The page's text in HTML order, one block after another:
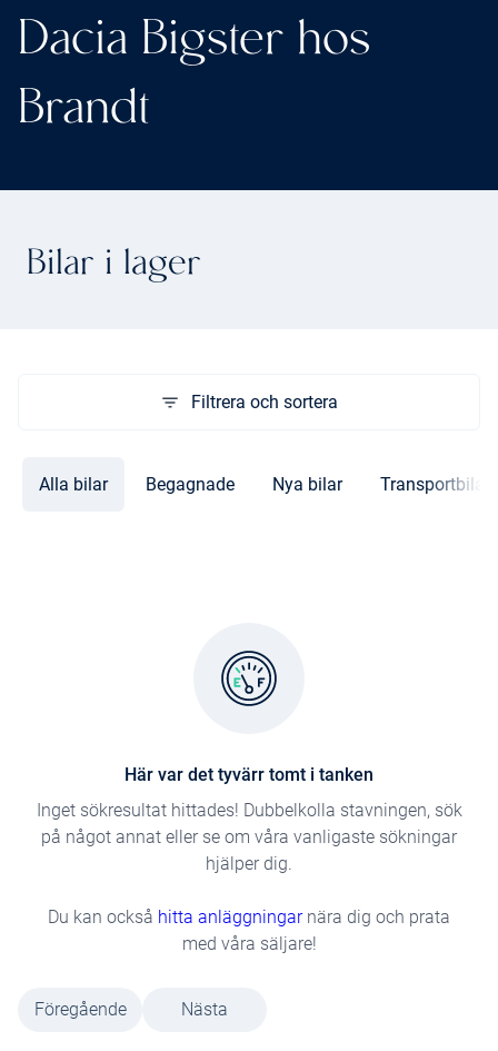
Dacia Bigster hos
Brandt
Bilar i lager
Filtrera och sortera
Alla bilar Begagnade Nya bilar Transportbilar
Här var det tyvärr tomt i tanken
Inget sökresultat hittades! Dubbelkolla stavningen, sök
på något annat eller se om våra vanligaste sökningar
hjälper dig.
Du kan också hitta anläggningarnära dig och prata
med våra säljare!
Föregående Nästa